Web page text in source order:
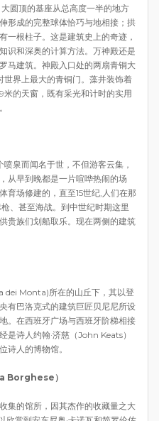
圆顶的基座从总高度一半的地方
形成的完整球体恰巧与地相接；拱
一根柱子。这是建筑史上的奇迹，
识和深奥的计算方法。万神殿还是
马建筑。神殿入口处的两扇青铜大
界上最大的青铜门。藻井装饰着
的天窗，既有采光和计时的实用
泉而闻名于世，不但游客云集，
从早到晚都是一片喧哗热闹的场
育场修建的，直至15世纪,人们在那
、甚至海战。到中世纪时期这里
贵族们划船取乐。现在两侧的建筑
dei Monta)所在的山丘下，其以登
有巴洛克式的建筑巨匠贝尼尼所设
。在西班牙广场与西班牙阶梯相接
是诗人约翰·济慈（John Keats）
诗人的博物馆。
Borg hese）
集的馆所，因其杰作的收藏量之大